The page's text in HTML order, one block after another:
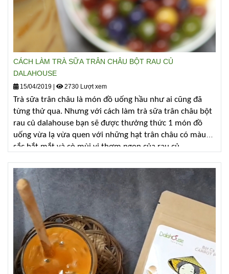
CÁCH LÀM TRÀ SỮA TRÂN CHÂU BỘT RAU CỦ
DALAHOUSE
15/04/2019 2730 Lượt xem
Trà sữa trân châu là món đồ uống hầu như ai cũng đã
từng thử qua. Nhưng với cách làm trà sữa trân châu bột
rau củ dalahouse bạn sẽ được thưởng thức 1 món đồ
uống vừa lạ vừa quen với những hạt trân châu có màu
sắc bắt mắt và cò mùi vị thơm ngon của rau củ.